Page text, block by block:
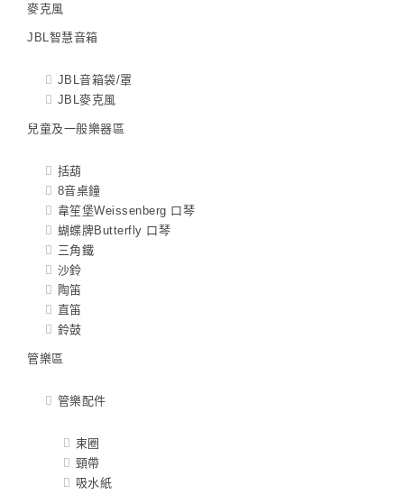
麥克風
JBL智慧音箱
JBL音箱袋/罩
JBL麥克風
兒童及一般樂器區
括葫
8音桌鐘
韋笙堡Weissenberg 口琴
蝴蝶牌Butterfly 口琴
三角鐵
沙鈴
陶笛
直笛
鈴鼓
管樂區
管樂配件
束圈
頸帶
吸水紙